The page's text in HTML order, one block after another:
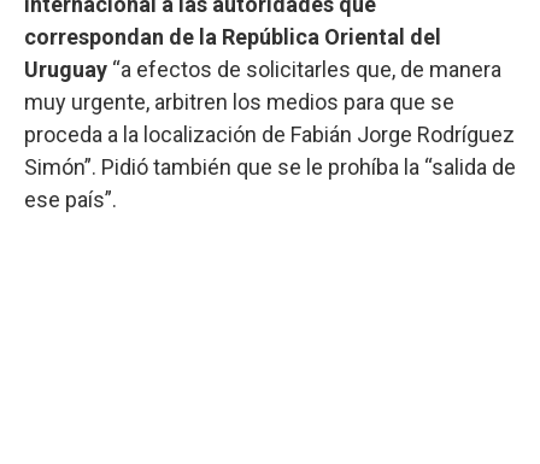
correspondan de la República Oriental del
Uruguay “a efectos de solicitarles que, de manera
muy urgente, arbitren los medios para que se
proceda a la localización de Fabián Jorge Rodríguez
Simón”. Pidió también que se le prohíba la “salida de
ese país”.